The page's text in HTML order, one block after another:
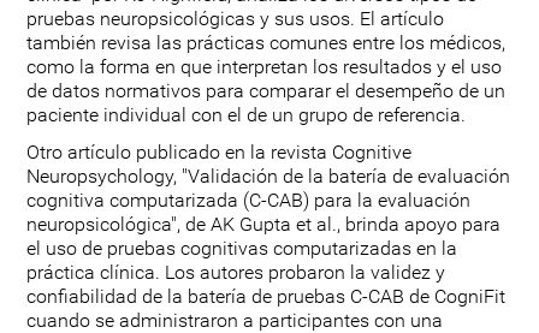
pruebas neuropsicológicas y sus usos. El artículo
también revisa las prácticas comunes entre los médicos,
como la forma en que interpretan los resultados y el uso
de datos normativos para comparar el desempeño de un
paciente individual con el de un grupo de referencia.
Otro artículo publicado en la revista Cognitive
Neuropsychology, "Validación de la batería de evaluación
cognitiva computarizada (C-CAB) para la evaluación
neuropsicológica", de AK Gupta et al., brinda apoyo para
el uso de pruebas cognitivas computarizadas en la
práctica clínica. Los autores probaron la validez y
confiabilidad de la batería de pruebas C-CAB de CogniFit
cuando se administraron a participantes con una